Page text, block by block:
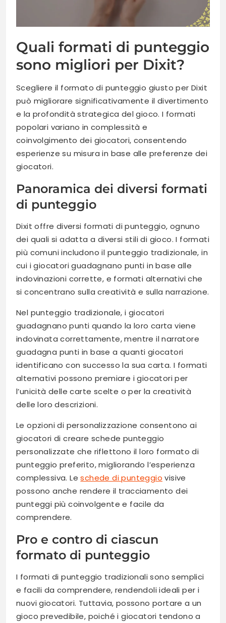
Quali formati di punteggio
sono migliori per Dixit?
Scegliere il formato di punteggio giusto per Dixit
può migliorare significativamente il divertimento
e la profondità strategica del gioco. I formati
popolari variano in complessità e
coinvolgimento dei giocatori, consentendo
esperienze su misura in base alle preferenze dei
giocatori.
Panoramica dei diversi formati
di punteggio
Dixit offre diversi formati di punteggio, ognuno
dei quali si adatta a diversi stili di gioco. I formati
più comuni includono il punteggio tradizionale, in
cui i giocatori guadagnano punti in base alle
indovinazioni corrette, e formati alternativi che
si concentrano sulla creatività e sulla narrazione.
Nel punteggio tradizionale, i giocatori
guadagnano punti quando la loro carta viene
indovinata correttamente, mentre il narratore
guadagna punti in base a quanti giocatori
identificano con successo la sua carta. I formati
alternativi possono premiare i giocatori per
l’unicità delle carte scelte o per la creatività
delle loro descrizioni.
Le opzioni di personalizzazione consentono ai
giocatori di creare schede punteggio
personalizzate che riflettono il loro formato di
punteggio preferito, migliorando l’esperienza
complessiva. Leschede di punteggio visive
possono anche rendere il tracciamento dei
punteggi più coinvolgente e facile da
comprendere.
Pro e contro di ciascun
formato di punteggio
I formati di punteggio tradizionali sono semplici
e facili da comprendere, rendendoli ideali per i
nuovi giocatori. Tuttavia, possono portare a un
gioco prevedibile, poiché i giocatori tendono a